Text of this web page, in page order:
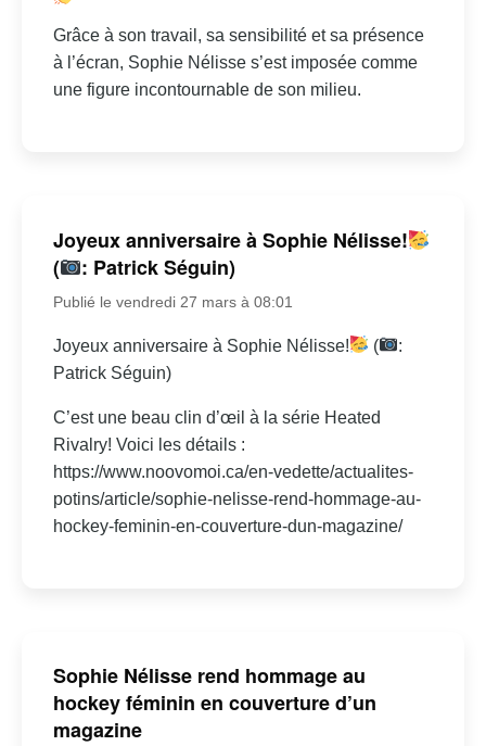
Grâce à son travail, sa sensibilité et sa présence
à l’écran, Sophie Nélisse s’est imposée comme
une figure incontournable de son milieu.
Joyeux anniversaire à Sophie Nélisse!
(
: Patrick Séguin)
Publié le vendredi 27 mars à 08:01
Joyeux anniversaire à Sophie Nélisse! (
:
Patrick Séguin)
C’est une beau clin d’œil à la série Heated
Rivalry! Voici les détails :
https://www.noovomoi.ca/en-vedette/actualites-
potins/article/sophie-nelisse-rend-hommage-au-
hockey-feminin-en-couverture-dun-magazine/
Sophie Nélisse rend hommage au
hockey féminin en couverture d’un
magazine